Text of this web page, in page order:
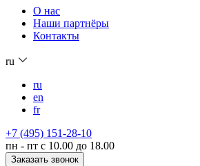
О нас
Наши партнёры
Контакты
ru
ru
en
fr
+7 (495) 151-28-10
пн - пт с 10.00 до 18.00
Заказать звонок